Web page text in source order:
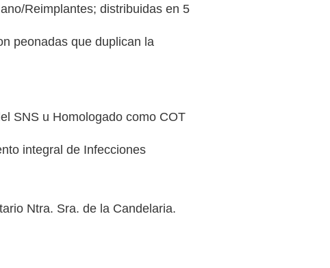
Reimplantes; distribuidas en 5
peonadas que duplican la
SNS u Homologado como COT
integral de Infecciones
Ntra. Sra. de la Candelaria.